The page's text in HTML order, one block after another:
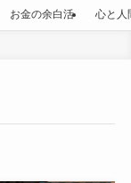
お金の余白活 心と人